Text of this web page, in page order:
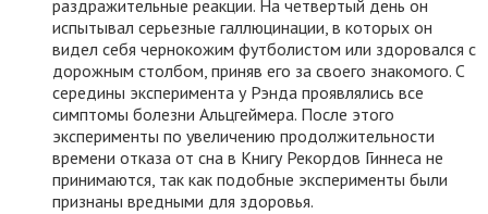
раздражительные реакции. На четвертый день он
испытывал серьезные галлюцинации, в которых он
видел себя чернокожим футболистом или здоровался с
дорожным столбом, приняв его за своего знакомого. С
середины эксперимента у Рэнда проявлялись все
симптомы болезни Альцгеймера. После этого
эксперименты по увеличению продолжительности
времени отказа от сна в Книгу Рекордов Гиннеса не
принимаются, так как подобные эксперименты были
признаны вредными для здоровья.